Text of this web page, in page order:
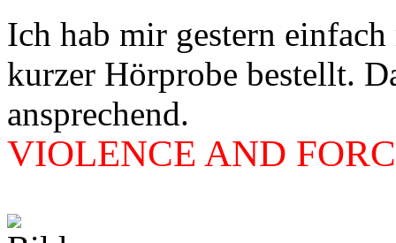
Ich hab mir gestern
kurzer Hörprobe bestellt.
ansprechend.
VIOLENCE AND